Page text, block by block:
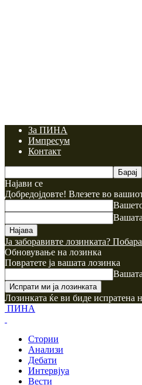
За ПИНА
Импресум
Контакт
Најави се
Добредојдовте! Влезете во
Ја заборавивте лозинката?
Обновување на лозинка
Повратете ја вашата лозинка
Лозинката ќе ви биде испратена
ПИНА
Стории
Анализи
Дебати
Интервјуа
Вести